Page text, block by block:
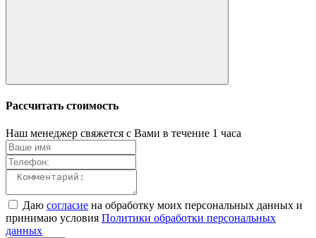
Рассчитать стоимость
Наш менеджер свяжется с Вами в течение 1 часа
Даю согласие на обработку моих персональных данных и
принимаю условия Политики обработки персональных
данных